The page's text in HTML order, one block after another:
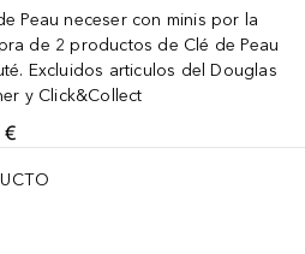
Peau neceser con minis por la
de 2 productos de Clé de Peau
Excluidos articulos del Douglas
y Click&Collect
€